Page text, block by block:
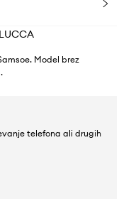
Model brez
telefona ali drugih